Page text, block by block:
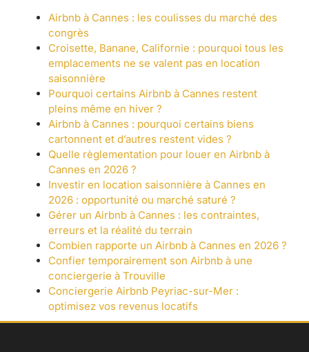
Airbnb à Cannes : les coulisses du marché des
congrès
Croisette, Banane, Californie : pourquoi tous les
emplacements ne se valent pas en location
saisonnière
Pourquoi certains Airbnb à Cannes restent
pleins même en hiver ?
Airbnb à Cannes : pourquoi certains biens
cartonnent et d’autres restent vides ?
Quelle règlementation pour louer en Airbnb à
Cannes en 2026 ?
Investir en location saisonnière à Cannes en
2026 : opportunité ou marché saturé ?
Gérer un Airbnb à Cannes : les contraintes,
erreurs et la réalité du terrain
Combien rapporte un Airbnb à Cannes en 2026 ?
Confier temporairement son Airbnb à une
conciergerie à Trouville
Conciergerie Airbnb Peyriac-sur-Mer :
optimisez vos revenus locatifs